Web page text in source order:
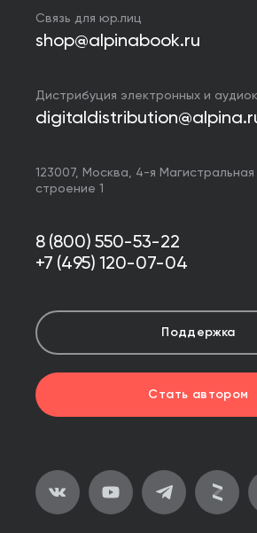
Связь для юр.лиц
shop@alpinabook.ru
Дистрибуция электронных и
123007, Москва, 4-я
строение 1
8 (800) 550-53-22
+7 (495) 120-07-04
Поддержка
Стать автором